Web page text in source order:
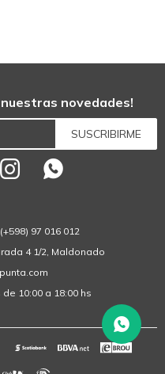
97 016 012
4 1/2, Maldonado
10:00 a 18:00 hs
novedades!
SUSCRIBIRME
 